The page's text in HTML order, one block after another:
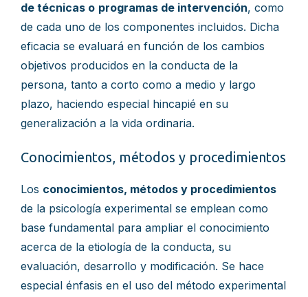
de técnicas o programas de intervención, como
de cada uno de los componentes incluidos. Dicha
eficacia se evaluará en función de los cambios
objetivos producidos en la conducta de la
persona, tanto a corto como a medio y largo
plazo, haciendo especial hincapié en su
generalización a la vida ordinaria.
Conocimientos, métodos y procedimientos
Los conocimientos, métodos y procedimientos
de la psicología experimental se emplean como
base fundamental para ampliar el conocimiento
acerca de la etiología de la conducta, su
evaluación, desarrollo y modificación. Se hace
especial énfasis en el uso del método experimental